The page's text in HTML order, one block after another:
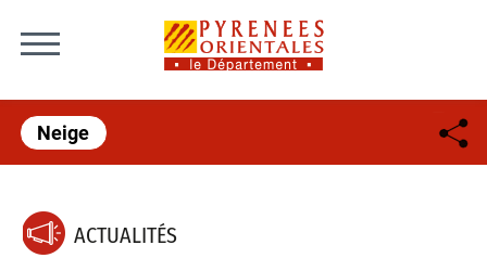
Neige
ACTUALITÉS